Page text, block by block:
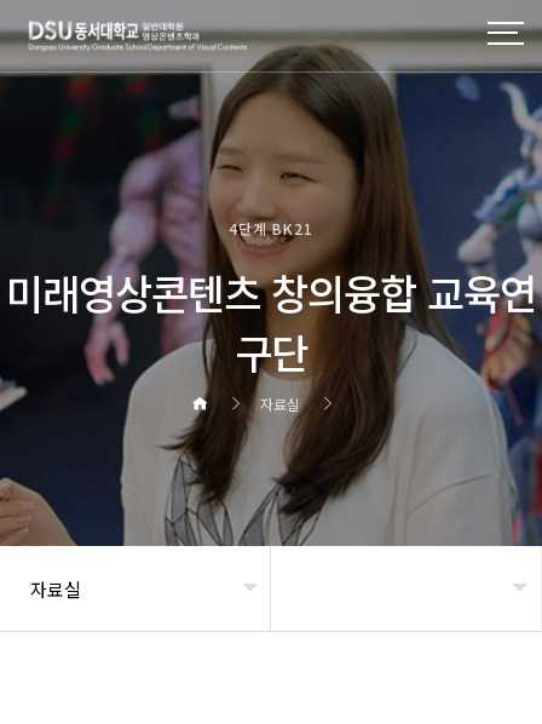
4단계 BK21
미래영상콘텐츠 창의융합 교육연
구단
자료실
자료실